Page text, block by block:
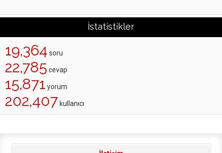
İstatistikler
19,364 soru
22,785 cevap
15,871 yorum
202,407 kullanıcı